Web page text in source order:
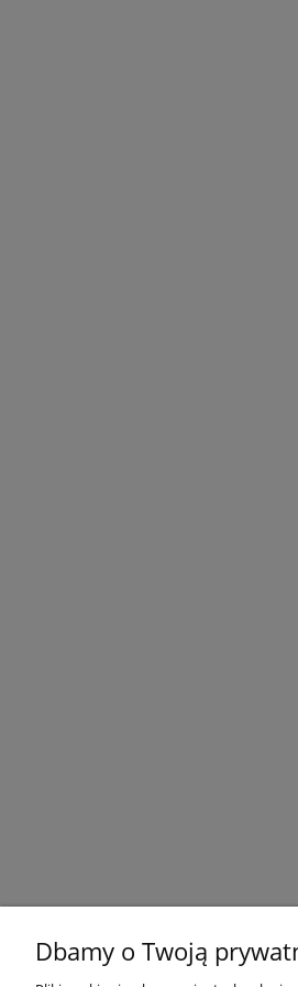
Dbamy o Twoją